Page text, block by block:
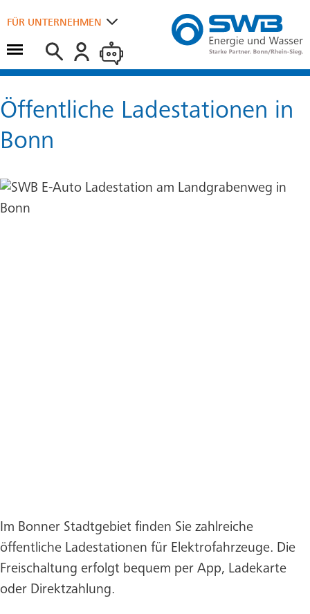
FÜR UNTERNEHMEN
FÜR ZUHAUSE
Hauptmenü öffnen
Suchen
Öffentliche Ladestationen in
Bonn
Im Bonner Stadtgebiet finden Sie zahlreiche
öffentliche Ladestationen für Elektrofahrzeuge. Die
Freischaltung erfolgt bequem per App, Ladekarte
oder Direktzahlung.